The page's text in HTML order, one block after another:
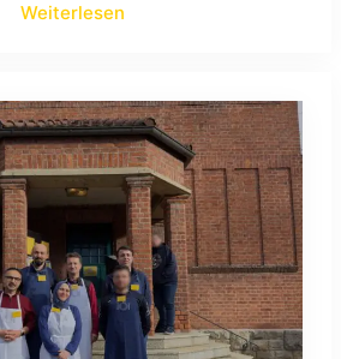
Weiterlesen